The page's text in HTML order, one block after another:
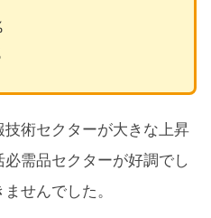
術セクターが大きな上昇
需品セクターが好調でし
せんでした。